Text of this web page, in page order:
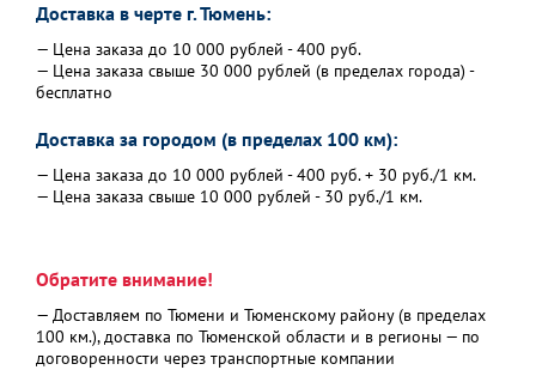
Доставка в черте г. Тюмень:
— Цена заказа до 10 000 рублей - 400 руб.
— Цена заказа свыше 30 000 рублей (в пределах города) -
бесплатно
Доставка за городом (в пределах 100 км):
— Цена заказа до 10 000 рублей - 400 руб. + 30 руб./1 км.
— Цена заказа свыше 10 000 рублей - 30 руб./1 км.
Обратите внимание!
— Доставляем по Тюмени и Тюменскому району (в пределах
100 км.), доставка по Тюменской области и в регионы — по
договоренности через транспортные компании